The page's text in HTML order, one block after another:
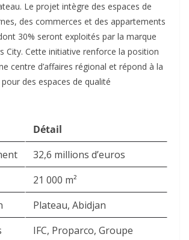
Le projet intègre des espaces de
des commerces et des appartements
30% seront exploités par la marque
City. Cette initiative renforce la position
centre d’affaires régional et répond à la
des espaces de qualité
Détail
32,6 millions d’euros
21 000 m²
Plateau, Abidjan
IFC, Proparco, Groupe